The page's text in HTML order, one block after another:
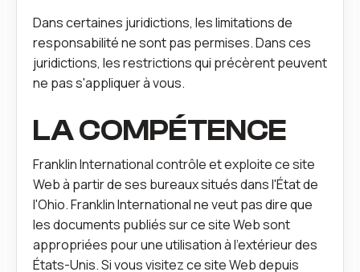
Dans certaines juridictions, les limitations de
responsabilité ne sont pas permises. Dans ces
juridictions, les restrictions qui précèrent peuvent
ne pas s'appliquer à vous.
LA COMPÉTENCE
Franklin International contrôle et exploite ce site
Web à partir de ses bureaux situés dans l'État de
l'Ohio. Franklin International ne veut pas dire que
les documents publiés sur ce site Web sont
appropriées pour une utilisation à l'extérieur des
États-Unis. Si vous visitez ce site Web depuis